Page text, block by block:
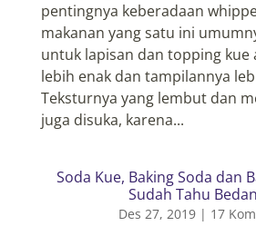
pentingnya keberadaan
makanan yang satu ini
untuk lapisan dan topping kue
lebih enak dan tampilannya
Teksturnya yang lembut dan
juga disuka, karena...
Soda Kue, Baking Soda dan
Sudah Tahu
Des 27, 2019 | 17